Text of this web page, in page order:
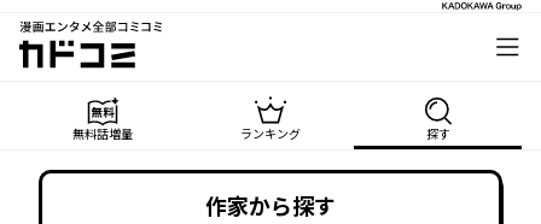
漫画エンタメ全部コミコミ
カドコミ
無料話増量 ランキング 探す
作家から探す